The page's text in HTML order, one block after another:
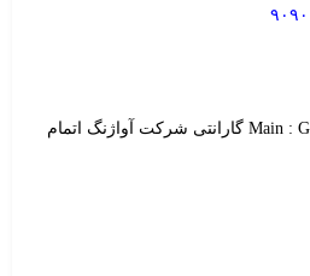
Main : GIGABYTE – B250M – HD3 گارانتی شرکت آواژنگ اتمام